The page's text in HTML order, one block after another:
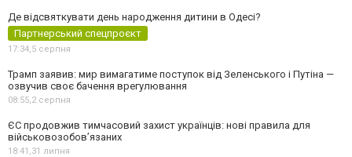
Де відсвяткувати день народження дитини в Одесі?
Партнерський спецпроєкт
17:34,5 серпня
Трамп заявив: мир вимагатиме поступок від Зеленського і Путіна —
озвучив своє бачення врегулювання
08:55,2 серпня
ЄС продовжив тимчасовий захист українців: нові правила для
військовозобов’язаних
18:41,31 липня